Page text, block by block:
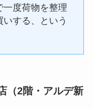
一度荷物を整理
いする、という
（2階・アルデ新